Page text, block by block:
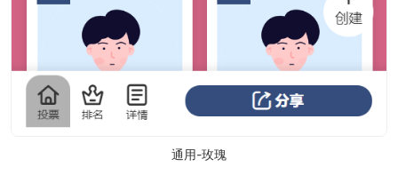
通用-玫瑰